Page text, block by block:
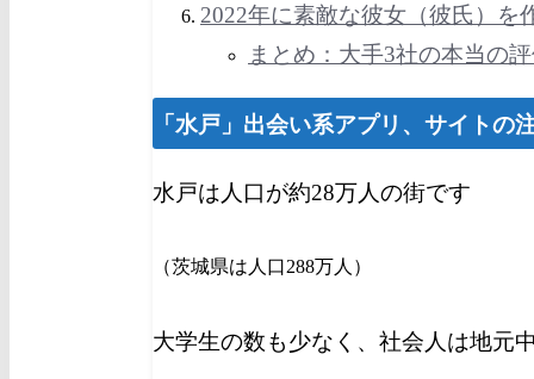
2022年に素敵な彼女（彼氏）を
まとめ：大手3社の本当の
「水戸 」出会い系アプリ、サイトの
水戸は人口が約28万人の街です
（茨城県は人口288万人）
大学生の数も少なく、社会人は地元